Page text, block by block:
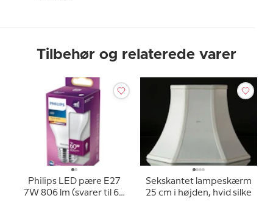
Tilbehør og relaterede varer
Philips LED pære E27
7W 806 lm (svarer til 60
Sekskantet lampeskærm
25 cm i højden, hvid silke